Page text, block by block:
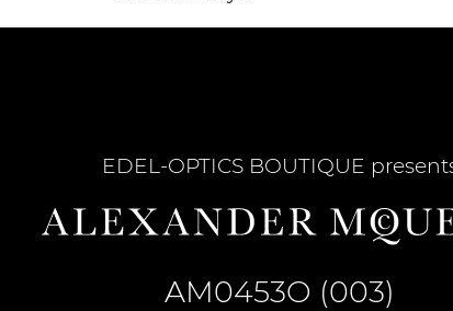
AM0453O (003)
EDEL-OPTICS BOUTIQUE